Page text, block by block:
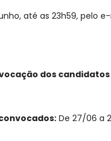
até as 23h59, pelo
dos
De 27/06 a